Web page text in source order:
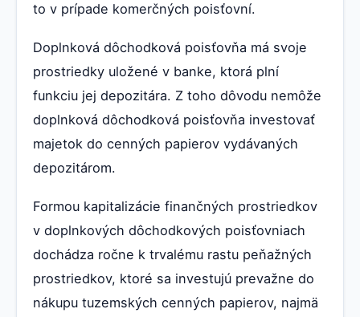
to v prípade komerčných poisťovní.
Doplnková dôchodková poisťovňa má svoje
prostriedky uložené v banke, ktorá plní
funkciu jej depozitára. Z toho dôvodu nemôže
doplnková dôchodková poisťovňa investovať
majetok do cenných papierov vydávaných
depozitárom.
Formou kapitalizácie finančných prostriedkov
v doplnkových dôchodkových poisťovniach
dochádza ročne k trvalému rastu peňažných
prostriedkov, ktoré sa investujú prevažne do
nákupu tuzemských cenných papierov, najmä